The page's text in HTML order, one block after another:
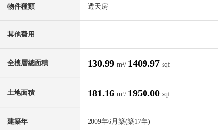
物件種類 透天房
其他費用
全樓層總面積 130.99 m²/ 1409.97 sqf
土地面積 181.16 m²/ 1950.00 sqf
建築年 2009年6月築(築17年)